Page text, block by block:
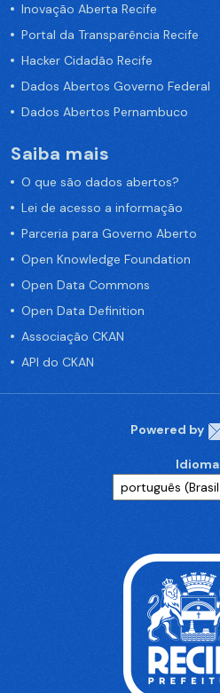
Inovação Aberta Recife
Portal da Transparência Recife
Hacker Cidadão Recife
Dados Abertos Governo Federal
Dados Abertos Pernambuco
Saiba mais
O que são dados abertos?
Lei de acesso a informação
Parceria para Governo Aberto
Open Knowledge Foundation
Open Data Commons
Open Data Definition
Associação CKAN
API do CKAN
Powered by
Idioma